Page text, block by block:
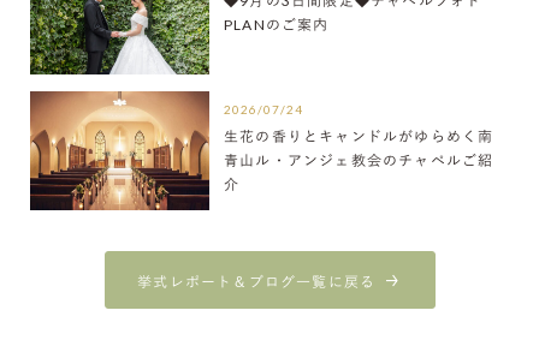
PLANのご案内
2026/07/24
生花の香りとキャンドルがゆらめく南
青山ル・アンジェ教会のチャペルご紹
介
挙式レポート＆ブログ一覧に戻る